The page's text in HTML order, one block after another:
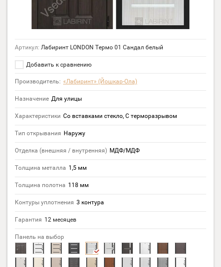
Артикул: Лабиринт LONDON Термо 01 Сандал белый
Добавить к сравнению
Производитель: «Лабиринт» (Йошкар-Ола)
Назначение Для улицы
Характеристики Со вставками стекло, С терморазрывом
Тип открывания Наружу
Отделка (внешняя / внутренняя) МДФ/МДФ
Толщина металла 1,5 мм
Толщина полотна 118 мм
Контуры уплотнения 3 контура
Гарантия 12 месяцев
Панель на выбор